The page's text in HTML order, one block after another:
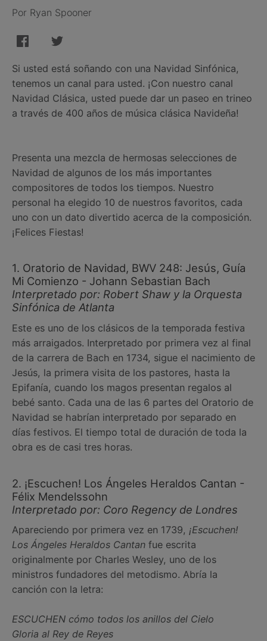
Por Ryan Spooner
Si usted está soñando con una Navidad Sinfónica,
tenemos un canal para usted. ¡Con nuestro canal
Navidad Clásica, usted puede dar un paseo en trineo
a través de 400 años de música clásica Navideña!
Presenta una mezcla de hermosas selecciones de
Navidad de algunos de los más importantes
compositores de todos los tiempos. Nuestro
personal ha elegido 10 de nuestros favoritos, cada
uno con un dato divertido acerca de la composición.
¡Felices Fiestas!
1. Oratorio de Navidad, BWV 248: Jesús, Guía
Mi Comienzo - Johann Sebastian Bach
Interpretado por: Robert Shaw y la Orquesta
Sinfónica de Atlanta
Este es uno de los clásicos de la temporada festiva
más arraigados. Interpretado por primera vez al final
de la carrera de Bach en 1734, sigue el nacimiento de
Jesús, la primera visita de los pastores, hasta la
Epifanía, cuando los magos presentan regalos al
bebé santo. Cada una de las 6 partes del Oratorio de
Navidad se habrían interpretado por separado en
días festivos. El tiempo total de duración de toda la
obra es de casi tres horas.
2. ¡Escuchen! Los Ángeles Heraldos Cantan -
Félix Mendelssohn
Interpretado por: Coro Regency de Londres
Apareciendo por primera vez en 1739, ¡Escuchen!
Los Ángeles Heraldos Cantan fue escrita
originalmente por Charles Wesley, uno de los
ministros fundadores del metodismo. Abría la
canción con la letra:
ESCUCHEN cómo todos los anillos del Cielo
Gloria al Rey de Reyes